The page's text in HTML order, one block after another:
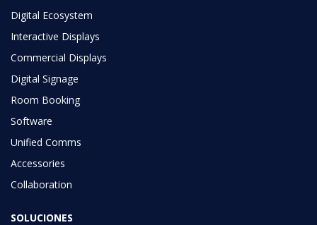
Digital Ecosystem
Interactive Displays
Commercial Displays
Digital Signage
Room Booking
Software
Unified Comms
Accessories
Collaboration
SOLUCIONES